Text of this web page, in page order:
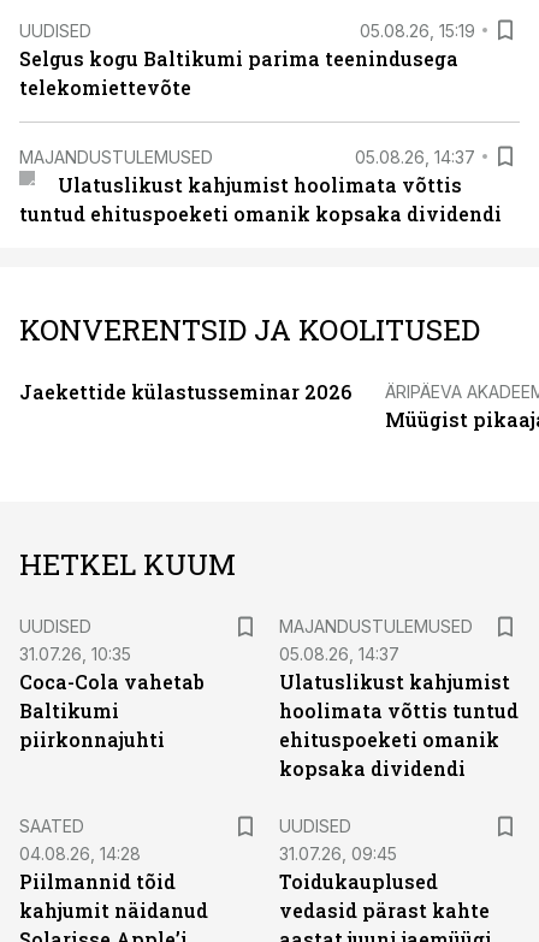
UUDISED 05.08.26, 15:19
Selgus kogu Baltikumi parima teenindusega
telekomiettevõte
MAJANDUSTULEMUSED 05.08.26, 14:37
Ulatuslikust kahjumist hoolimata võttis
tuntud ehituspoeketi omanik kopsaka dividendi
KONVERENTSID JA KOOLITUSED
Jaekettide külastusseminar 2026 ÄRIPÄEVA
Müügist
HETKEL KUUM
UUDISED
31.07.26, 10:35
Coca-Cola vahetab
Baltikumi
piirkonnajuhti
MAJANDUSTULEMUSED
05.08.26, 14:37
Ulatuslikust kahjumist
hoolimata võttis tuntud
ehituspoeketi omanik
kopsaka dividendi
SAATED
04.08.26, 14:28
Piilmannid tõid
kahjumit näidanud
UUDISED
31.07.26, 09:45
Toidukauplused
vedasid pärast kahte